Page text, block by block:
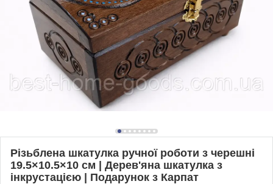
Різьблена шкатулка ручної роботи з черешні
19.5×10.5×10 см | Дерев'яна шкатулка з
інкрустацією | Подарунок з Карпат